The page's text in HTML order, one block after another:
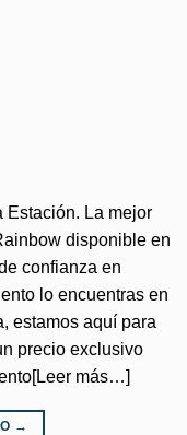
Estación. La mejor
disponible en
confianza en
lo encuentras en
estamos aquí para
precio exclusivo
más…]
→